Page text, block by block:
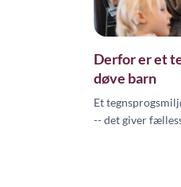
Derfor er et
døve barn
Et
-- det giver